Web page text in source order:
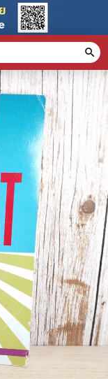
search
า clear